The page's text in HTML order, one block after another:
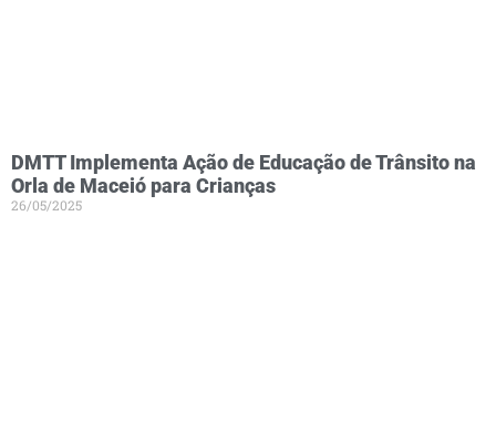
DMTT Implementa Ação de Educação de Trânsito na
Orla de Maceió para Crianças
26/05/2025